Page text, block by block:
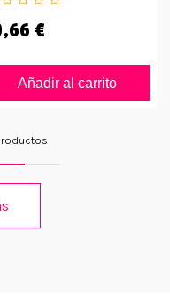
€
Añadir al carrito